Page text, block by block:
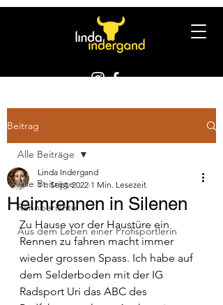
Beitrag
Alle Beiträge
Rennberichte
Aus dem Leben einer Profisportlerin
Alle Beiträge
Heimrennen in Silenen
Linda Indergand
11. Sept. 2022 1 Min. Lesezeit
Zu Hause vor der Haustüre ein
Rennen zu fahren macht immer
wieder grossen Spass. Ich habe auf
dem Selderboden mit der IG
Radsport Uri das ABC des